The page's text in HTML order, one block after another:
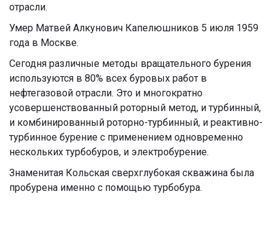
отрасли.
Умер Матвей Алкунович Капелюшников 5 июля 1959
года в Москве.
Сегодня различные методы вращательного бурения
используются в 80% всех буровых работ в
нефтегазовой отрасли. Это и многократно
усовершенствованный роторный метод, и турбинный,
и комбинированный роторно-турбинный, и реактивно-
турбинное бурение с применением одновременно
нескольких турбобуров, и электробурение.
Знаменитая Кольская сверхглубокая скважина была
пробурена именно с помощью турбобура.